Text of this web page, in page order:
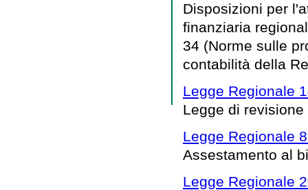
Disposizioni per
finanziaria
34 (Norme sulle
contabilità della
Legge Regionale
Legge di
Legge Regionale
Assestamento al
Legge Regionale